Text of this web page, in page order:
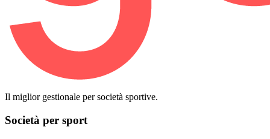
Il miglior gestionale per società sportive.
Società per sport